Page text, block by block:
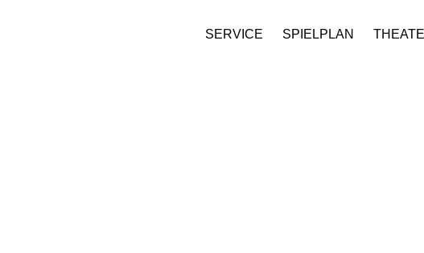
SERVICE SPIELPLAN